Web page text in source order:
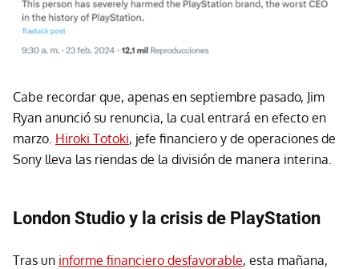
Cabe recordar que, apenas en septiembre pasado, Jim
Ryan anunció su renuncia, la cual entrará en efecto en
marzo. Hiroki Totoki, jefe financiero y de operaciones de
Sony lleva las riendas de la división de manera interina.
London Studio y la crisis de PlayStation
Tras un informe financiero desfavorable, esta mañana,